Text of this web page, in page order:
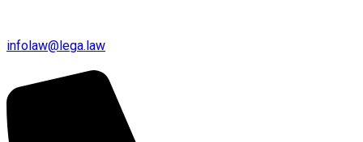
infolaw@lega.law